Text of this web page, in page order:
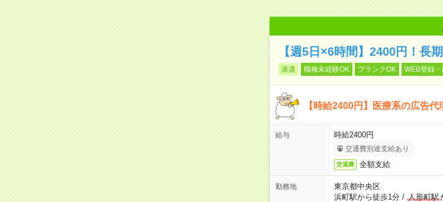
【週5日×6時間】2400円！長
派遣 職種未経験OK ブランクOK WEB登録
【時給2400円】医療系の広告
給与 時給2400円
交通費別途支給あり
交通費 全額支給
勤務地
東京都中央区
浜町駅から徒歩1分/ 人形町駅